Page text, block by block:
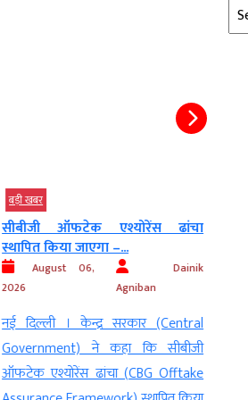
बड़ी खबर
सीबीजी ऑफटेक एश्योरेंस ढांचा
स्थापित किया जाएगा –...
August 06,
2026
Dainik
Agniban
नई दिल्ली । केन्द्र सरकार (Central
Government) ने कहा कि सीबीजी
ऑफटेक एश्योरेंस ढांचा (CBG Offtake